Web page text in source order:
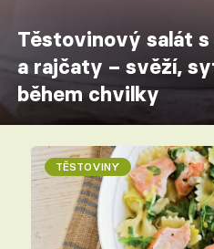
Těstovinový salát s
a rajčaty – svěží,
během chvilky
TĚSTOVINY